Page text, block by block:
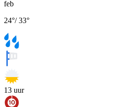
feb
24°/33°
13 uur